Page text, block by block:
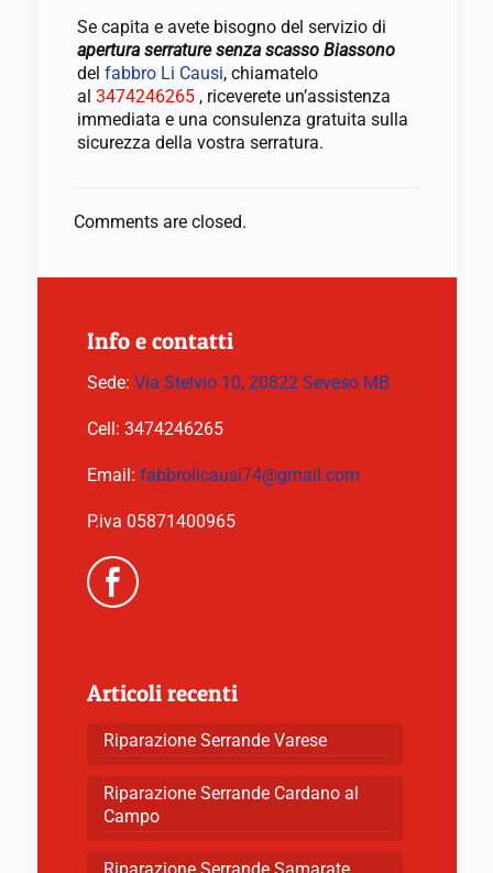
Se capita e avete bisogno del servizio di
apertura serrature senza scasso Biassono
del fabbro Li Causi, chiamatelo
al 3474246265 , riceverete un’assistenza
immediata e una consulenza gratuita sulla
sicurezza della vostra serratura.
Comments are closed.
Info e contatti
Sede: Via Stelvio 10, 20822 Seveso MB
Cell: 3474246265
Email: fabbrolicausi74@gmail.com
P.iva 05871400965
Articoli recenti
Riparazione Serrande Varese
Riparazione Serrande Cardano al
Campo